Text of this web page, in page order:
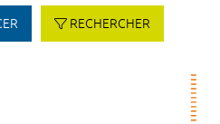
RECHERCHER